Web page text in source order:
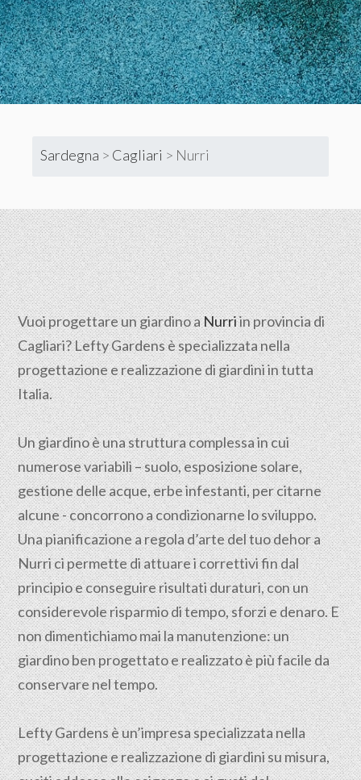
Sardegna > Cagliari > Nurri
Vuoi progettare un giardino aNurriin provincia di
Cagliari? Lefty Gardens è specializzata nella
progettazione e realizzazione di giardini in tutta
Italia.
Un giardino è una struttura complessa in cui
numerose variabili – suolo, esposizione solare,
gestione delle acque, erbe infestanti, per citarne
alcune - concorrono a condizionarne lo sviluppo.
Una pianificazione a regola d’arte del tuo dehor a
Nurri ci permette di attuare i correttivi fin dal
principio e conseguire risultati duraturi, con un
considerevole risparmio di tempo, sforzi e denaro. E
non dimentichiamo mai la manutenzione: un
giardino ben progettato e realizzato è più facile da
conservare nel tempo.
Lefty Gardens è un’impresa specializzata nella
progettazionee realizzazione di giardini su misura,